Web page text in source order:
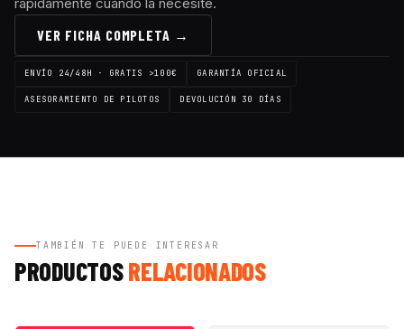
VER FICHA COMPLETA →
ENVÍO 24/48H · GRATIS >100€ GARANTÍA OFICIAL
ASESORAMIENTO DE PILOTOS DEVOLUCIÓN 30 DÍAS
TAMBIÉN TE PUEDE INTERESAR
PRODUCTOSRELACIONADOS